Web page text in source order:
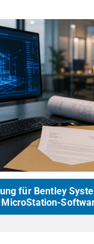
für Bentley